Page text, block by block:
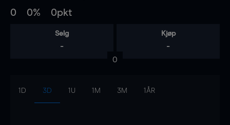
0 0% 0pkt
Selg
-
Kjøp
-
0
1D 3D 1U 1M 3M 1ÅR